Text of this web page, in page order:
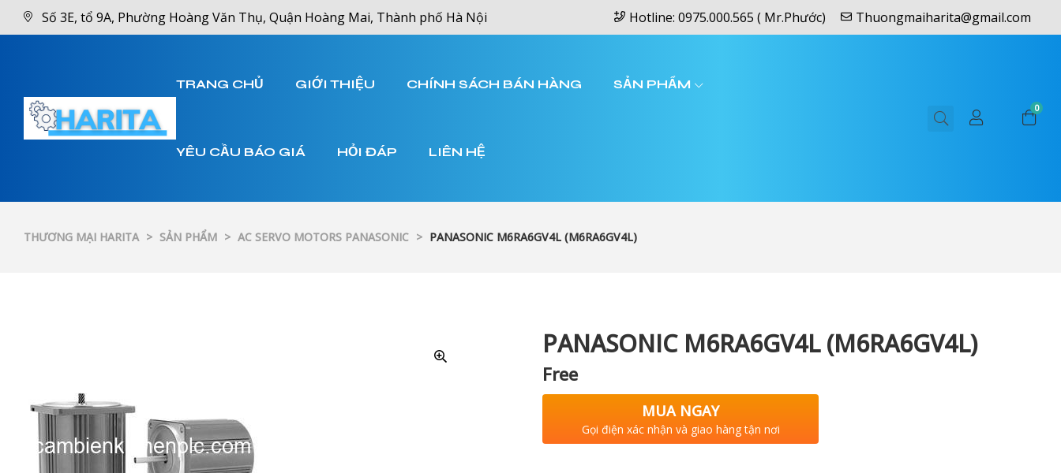
Số 3E, tổ 9A, Phường Hoàng Văn Thụ, Quận Hoàng Mai, Thành phố Hà Nội Hotline: 0975.000.565 ( Mr.Phước) Thuongmaiharita@gmail.com
TRANG CHỦ GIỚI THIỆU CHÍNH SÁCH BÁN HÀNG SẢN PHẨM
YÊU CẦU BÁO GIÁ HỎI ĐÁP LIÊN HỆ
0
THƯƠNG MẠI HARITA > SẢN PHẨM > AC SERVO MOTORS PANASONIC > PANASONIC M6RA6GV4L (M6RA6GV4L)
PANASONIC M6RA6GV4L (M6RA6GV4L)
Free
MUA NGAY
Gọi điện xác nhận và giao hàng tận nơi